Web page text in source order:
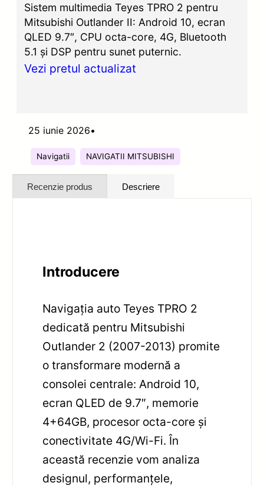
Sistem multimedia Teyes TPRO 2 pentru
Mitsubishi Outlander II: Android 10, ecran
QLED 9.7″, CPU octa-core, 4G, Bluetooth
5.1 și DSP pentru sunet puternic.
Vezi pretul actualizat
25 iunie 2026•
Navigatii NAVIGATII MITSUBISHI
Recenzie produs Descriere
Introducere
Navigația auto Teyes TPRO 2
dedicată pentru Mitsubishi
Outlander 2 (2007-2013) promite
o transformare modernă a
consolei centrale: Android 10,
ecran QLED de 9.7″, memorie
4+64GB, procesor octa-core și
conectivitate 4G/Wi-Fi. În
această recenzie vom analiza
designul, performanțele,